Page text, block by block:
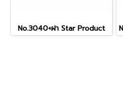
No.3040+ฝา Star Product